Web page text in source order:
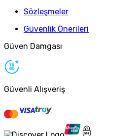
Sözleşmeler
Güvenlik Önerileri
Güven Damgası
Güvenli Alışveriş